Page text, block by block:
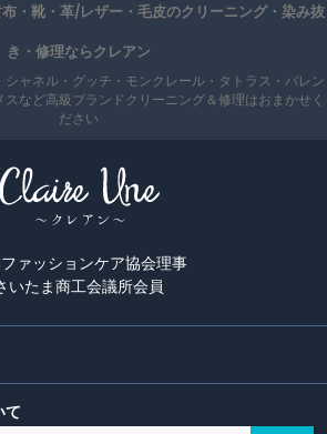
・靴・革/レザー・毛皮のクリーニング・染み抜
き・修理ならクレアン
シャネル・グッチ・モンクレール・タトラス・バレン
など高級ブランドクリーニング＆修理はおまかせく
ださい
ァッションケア協会理事
いたま商工会議所会員
て